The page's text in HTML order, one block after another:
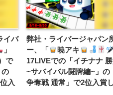
イバ
」
で
の
入
弊社・ライバージャパン
ー、「
暁アキ
17LIVEでの「イチナナ
~サバイバル闘牌編~」の
争奪戦 通常」で2位入賞